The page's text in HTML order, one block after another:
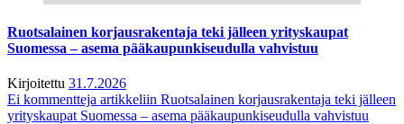
Ruotsalainen korjausrakentaja teki jälleen yrityskaupat
Suomessa – asema pääkaupunkiseudulla vahvistuu
Kirjoitettu 31.7.2026
Ei kommentteja artikkeliin Ruotsalainen korjausrakentaja teki jälleen
yrityskaupat Suomessa – asema pääkaupunkiseudulla vahvistuu